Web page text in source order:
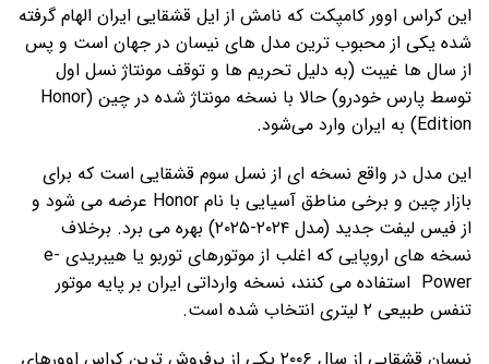
این کراس‌ اوور کامپکت که نامش از ایل قشقایی ایران الهام گرفته
شده یکی از محبوب‌ ترین مدل‌ های نیسان در جهان است و پس
از سال ‌ها غیبت (به دلیل تحریم ‌ها و توقف مونتاژ نسل اول
توسط پارس‌ خودرو) حالا با نسخه مونتاژ شده در چین (Honor
Edition) به ایران وارد می‌شود.
این مدل در واقع نسخه ‌ای از نسل سوم قشقایی است که برای
بازار چین و برخی مناطق آسیایی با نام Honor عرضه می‌ شود و
از فیس‌ لیفت جدید (مدل ۲۰۲۴-۲۰۲۵) بهره می‌ برد. برخلاف
نسخه‌ های اروپایی که اغلب از موتورهای توربو یا هیبریدی e-
Power استفاده می‌ کنند، نسخه وارداتی ایران بر پایه موتور
تنفس طبیعی ۲ لیتری انتخاب شده است.